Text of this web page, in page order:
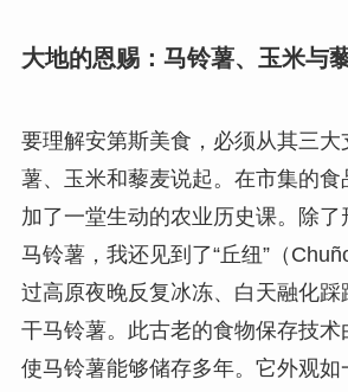
大地的恩赐：马铃薯、玉米与
要理解安第斯美食，必须从其三
薯、玉米和藜麦说起。在市集的食
加了一堂生动的农业历史课。除
马铃薯，我还见到了“丘纽”（
过高原夜晚反复冰冻、白天融化
干马铃薯。此古老的食物保存技术
使马铃薯能够储存多年。它外观如